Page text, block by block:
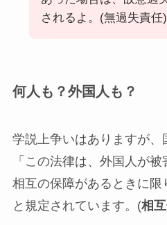
されるよ。(無過失責任)
何人も？外国人も？
学説上争いはありますが、
「この法律は、外国人が被
相互の保障があるときに限
と規定されています。(相